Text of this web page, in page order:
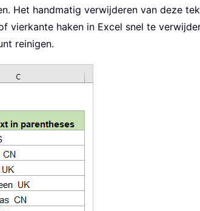
Het handmatig verwijderen van deze
vierkante haken in Excel snel te
reinigen.